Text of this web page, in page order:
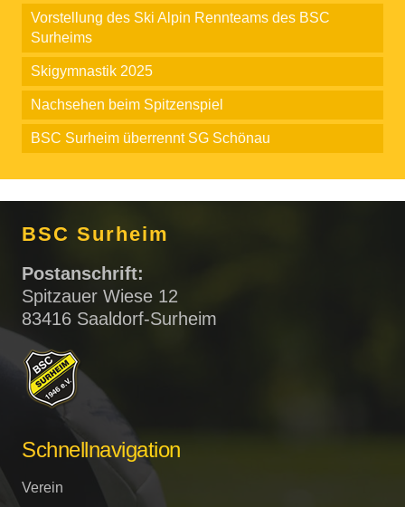
Vorstellung des Ski Alpin Rennteams des BSC
Surheims
Skigymnastik 2025
Nachsehen beim Spitzenspiel
BSC Surheim überrennt SG Schönau
BSC Surheim
Postanschrift:
Spitzauer Wiese 12
83416 Saaldorf-Surheim
Schnellnavigation
Verein